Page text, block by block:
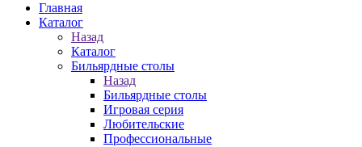
Главная
Каталог
Назад
Каталог
Бильярдные столы
Назад
Бильярдные столы
Игровая серия
Любительские
Профессиональные